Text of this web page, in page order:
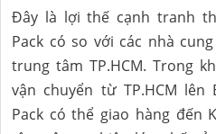
Đây là lợi thế cạnh tranh
Pack có so với các nhà
trung tâm TP.HCM. Trong
vận chuyển từ TP.HCM lên
Pack có thể giao hàng đến